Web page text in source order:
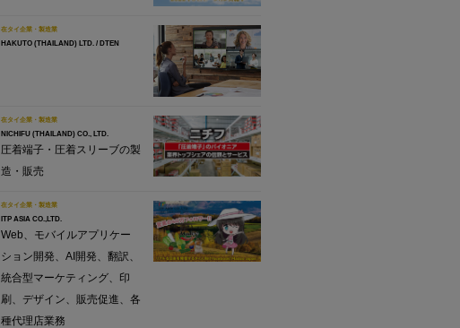
在タイ企業・製造業
HAKUTO (THAILAND) LTD. / DTEN
在タイ企業・製造業
NICHIFU (THAILAND) CO., LTD.
圧着端子・圧着スリーブの製
造・販売
在タイ企業・製造業
ITP ASIA CO.,LTD.
Web、モバイルアプリケー
ション開発、AI開発、翻訳、
統合型マーケティング、印
刷、デザイン、販売促進、各
種代理店業務